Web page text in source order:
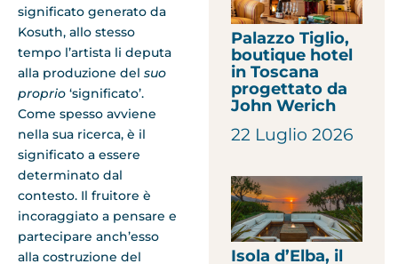
significato generato da
Kosuth, allo stesso
tempo l’artista li deputa
alla produzione del suo
proprio ‘significato’.
Come spesso avviene
nella sua ricerca, è il
significato a essere
determinato dal
contesto. Il fruitore è
incoraggiato a pensare e
partecipare anch’esso
alla costruzione del
Palazzo Tiglio,
boutique hotel
in Toscana
progettato da
John Werich
22 Luglio 2026
Isola d’Elba, il